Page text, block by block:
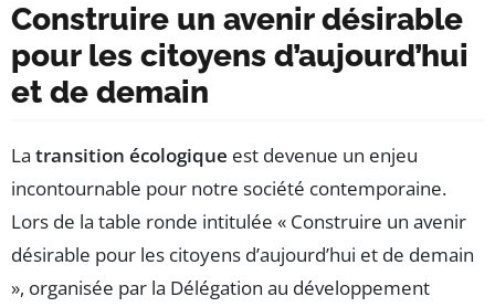
Construire un avenir désirable
pour les citoyens d’aujourd’hui
et de demain
La transition écologique est devenue un enjeu
incontournable pour notre société contemporaine.
Lors de la table ronde intitulée « Construire un avenir
désirable pour les citoyens d’aujourd’hui et de demain
», organisée par la Délégation au développement